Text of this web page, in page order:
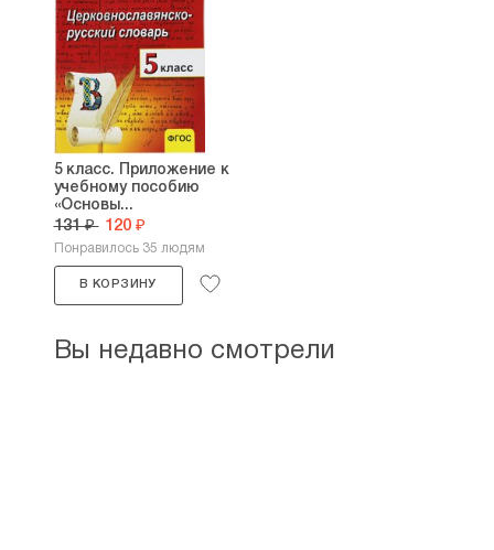
5 класс. Приложение к
учебному пособию
«Основы...
131 ₽ 120 ₽
Понравилось 35 людям
В КОРЗИНУ
Вы недавно смотрели